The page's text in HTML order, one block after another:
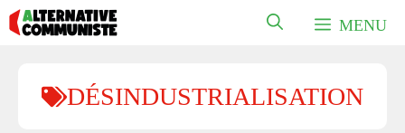
Aller
au
MENU
DÉSINDUSTRIALISATION